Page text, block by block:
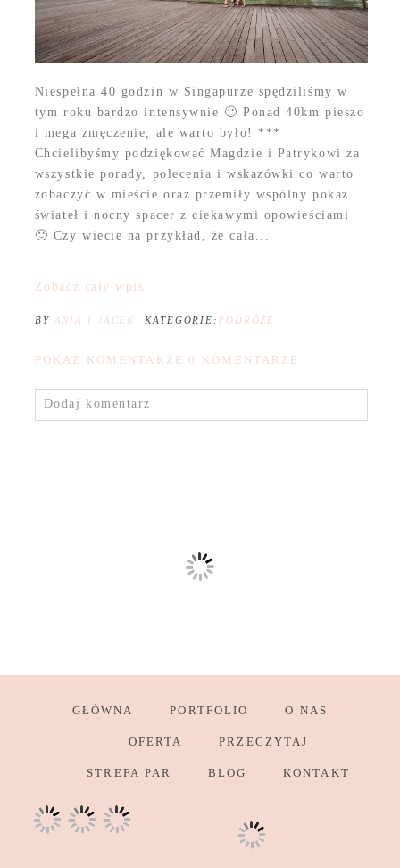
Niespełna 40 godzin w Singapurze spędziliśmy w
tym roku bardzo intensywnie 🙂 Ponad 40km pieszo
i mega zmęczenie, ale warto było! ***
Chcielibyśmy podziękować Magdzie i Patrykowi za
wszystkie porady, polecenia i wskazówki co warto
zobaczyć w mieście oraz przemiły wspólny pokaz
świateł i nocny spacer z ciekawymi opowieściami
🙂 Czy wiecie na przykład, że cała...
Zobacz cały wpis
BY ANIA I JACEK KATEGORIE: PODRÓŻE
POKAŻ KOMENTARZE 0 KOMENTARZE
Dodaj komentarz
GŁÓWNA PORTFOLIO O NAS
OFERTA PRZECZYTAJ
STREFA PAR BLOG KONTAKT